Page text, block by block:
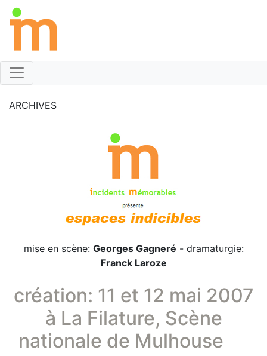
ARCHIVES
mise en scène: Georges Gagneré - dramaturgie:
Franck Laroze
création: 11 et 12 mai 2007
à La Filature, Scène
nationale de Mulhouse